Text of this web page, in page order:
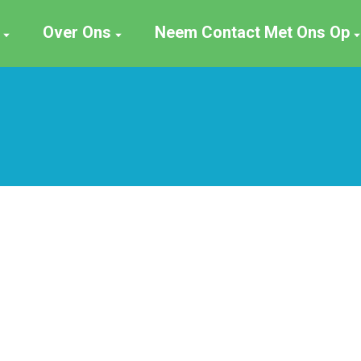
Over Ons Neem Contact Met Ons Op